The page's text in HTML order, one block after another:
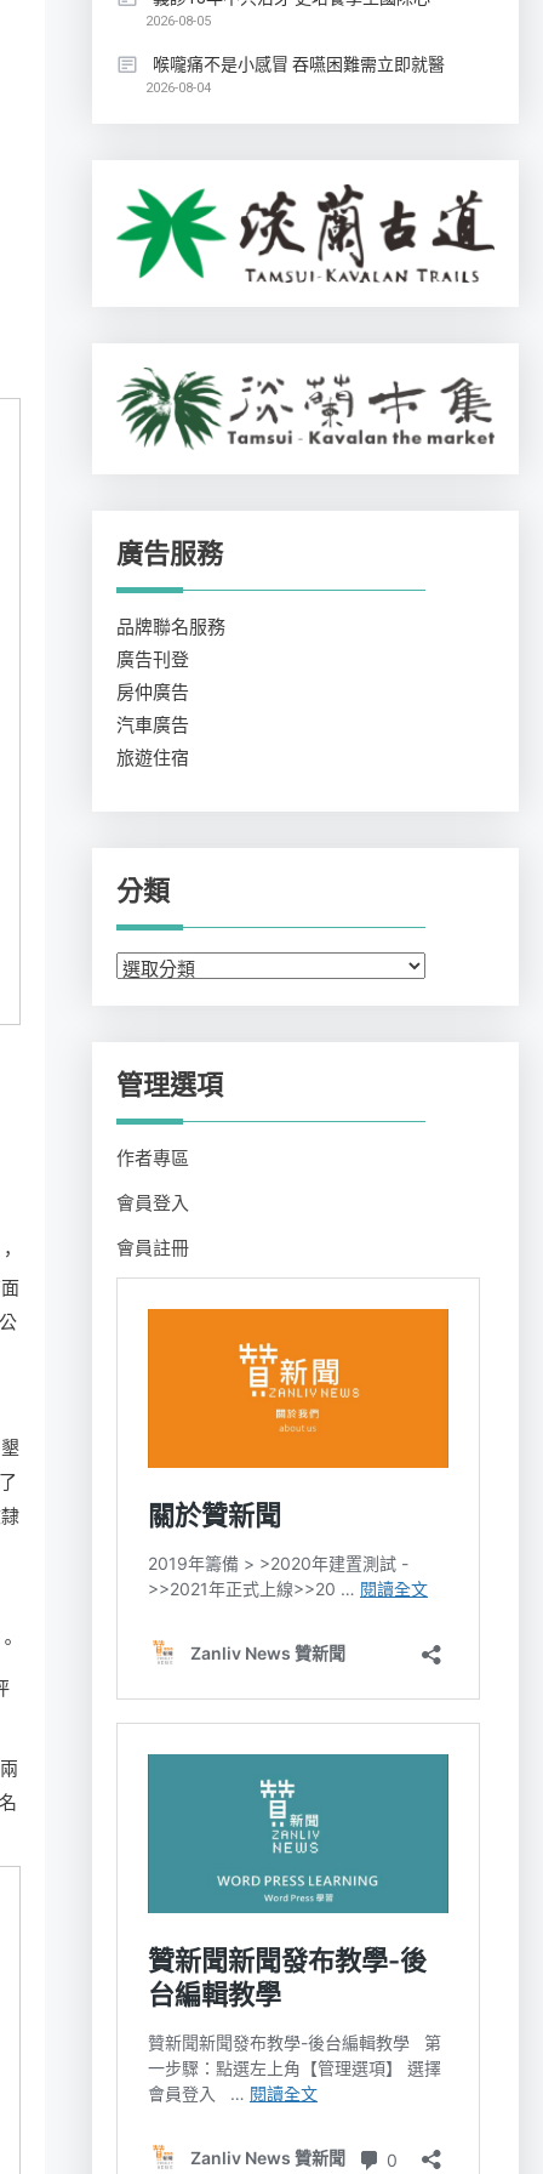
2026-08-05
喉嚨痛不是小感冒 吞嚥困難需立即就醫
2026-08-04
廣告服務
品牌聯名服務
廣告刊登
房仲廣告
汽車廣告
旅遊住宿
分類
管理選項
作者專區
會員登入
會員註冊